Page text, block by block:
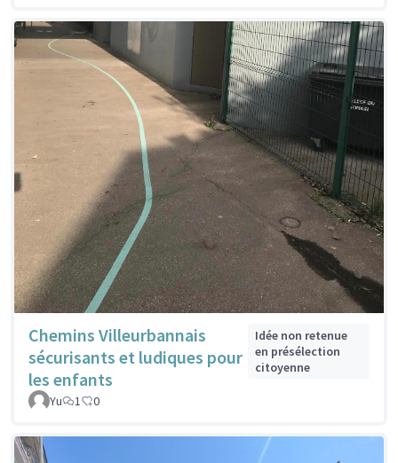
Chemins Villeurbannais
sécurisants et ludiques pour
les enfants
Idée non retenue
en présélection
citoyenne
Yu 1 0